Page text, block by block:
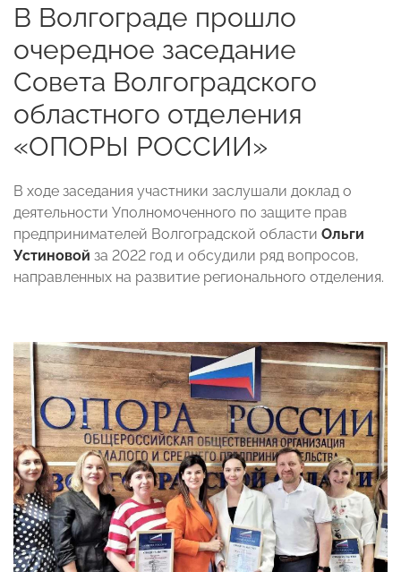
В Волгограде прошло
очередное заседание
Совета Волгоградского
областного отделения
«ОПОРЫ РОССИИ»
В ходе заседания участники заслушали доклад о
деятельности Уполномоченного по защите прав
предпринимателей Волгоградской области Ольги
Устиновой за 2022 год и обсудили ряд вопросов,
направленных на развитие регионального отделения.